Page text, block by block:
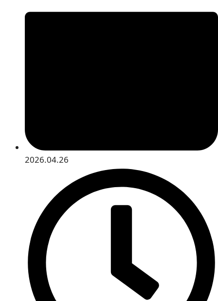
2026.04.26